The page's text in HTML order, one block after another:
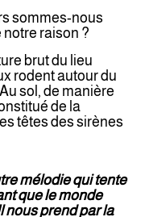
sommes-nous
notre raison ?
brut du lieu
rodent autour du
sol, de manière
de la
têtes des sirènes
mélodie qui tente
que le monde
nous prend par la